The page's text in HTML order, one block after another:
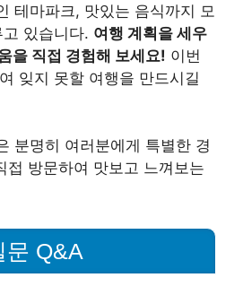
테마파크, 맛있는 음식까지 모
있습니다. 여행 계획을 세우
을 직접 경험해 보세요! 이번
잊지 못할 여행을 만드시길
분명히 여러분에게 특별한 경
접 방문하여 맛보고 느껴보는
문 Q&A